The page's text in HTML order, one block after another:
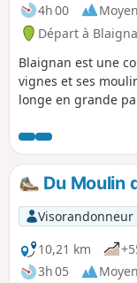
4h 00
Départ à
Blaignan est une
vignes et ses
longe en grande
Du Moulin
Visorandonneur
10,21 km
3h 05